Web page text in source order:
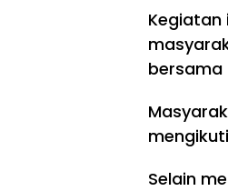
Kegiatan
bersama
Selain